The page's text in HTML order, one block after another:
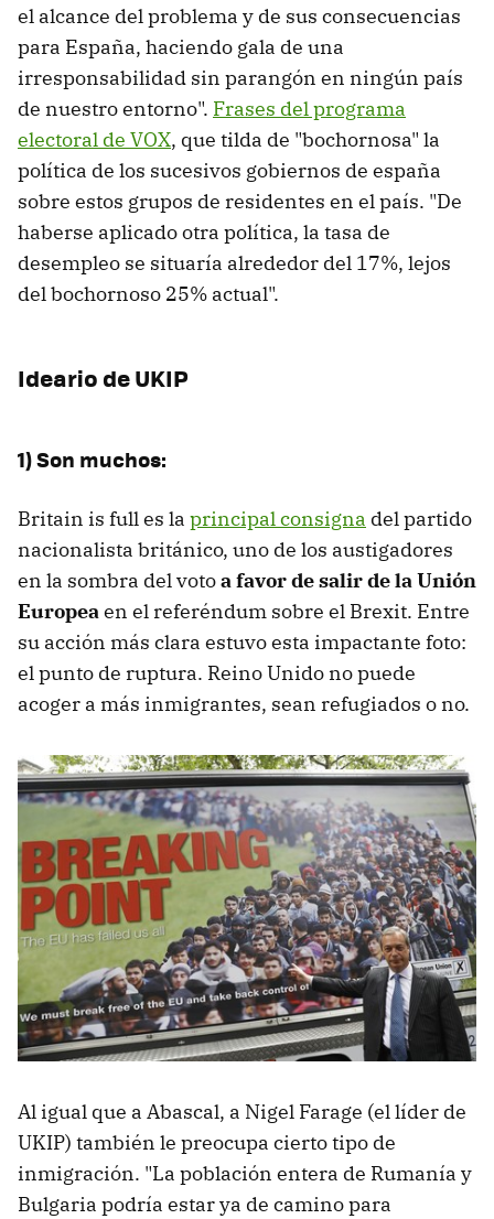
el alcance del problema y de sus consecuencias
para España, haciendo gala de una
irresponsabilidad sin parangón en ningún país
de nuestro entorno". Frases del programa
electoral de VOX, que tilda de "bochornosa" la
política de los sucesivos gobiernos de españa
sobre estos grupos de residentes en el país. "De
haberse aplicado otra política, la tasa de
desempleo se situaría alrededor del 17%, lejos
del bochornoso 25% actual".
Ideario de UKIP
1) Son muchos:
Britain is full es la principal consigna del partido
nacionalista británico, uno de los austigadores
en la sombra del votoa favor de salir de la Unión
Europeaen el referéndum sobre el Brexit. Entre
su acción más clara estuvo esta impactante foto:
el punto de ruptura. Reino Unido no puede
acoger a más inmigrantes, sean refugiados o no.
Al igual que a Abascal, a Nigel Farage (el líder de
UKIP) también le preocupa cierto tipo de
inmigración. "La población entera de Rumanía y
Bulgaria podría estar ya de camino para